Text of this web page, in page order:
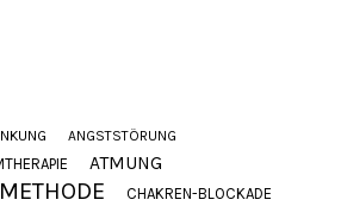
ANGSTSTÖRUNG
ATMUNG
CHAKREN-BLOCKADE